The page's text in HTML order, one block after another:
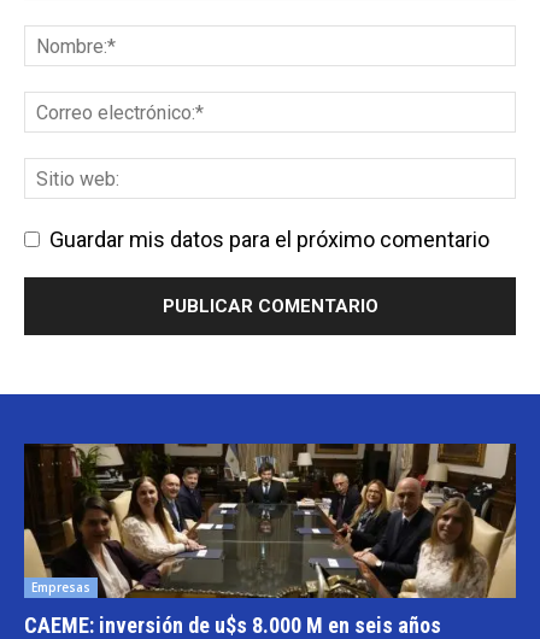
Guardar mis datos para el próximo comentario
Empresas
CAEME: inversión de u$s 8.000 M en seis años